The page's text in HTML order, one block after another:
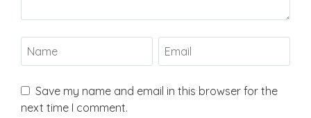
Save my name and email in this browser for the
next time I comment.